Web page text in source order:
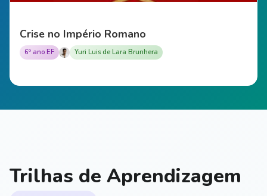
Crise no Império Romano
6º ano EF Yuri Luis de Lara Brunhera
Trilhas de Aprendizagem